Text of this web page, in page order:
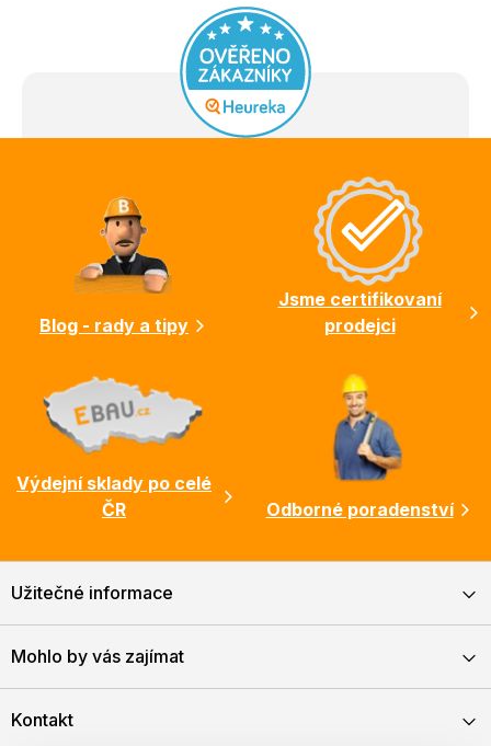
Blog - rady a tipy
Jsme certifikovaní
prodejci
Výdejní sklady po celé
ČR
Odborné poradenství
Užitečné informace
Mohlo by vás zajímat
Kontakt